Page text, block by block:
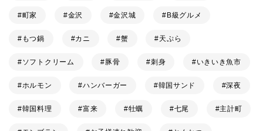
町家 金沢 金沢城 B級グルメ
もつ鍋 カニ 蟹 天ぷら
ソフトクリーム 豚骨 刺身 いきいき魚市
ホルモン ハンバーガー 韓国サンド 深夜
韓国料理 富来 牡蠣 七尾 主計町